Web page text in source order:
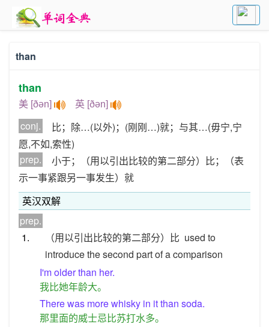
than
than
美 [ðən] 英 [ðən]
conj.
比；除…(以外)；(刚刚…)就；与其…(毋宁,宁
愿,不如,索性)
prep.
小于；（用以引出比较的第二部分）比；（表
示一事紧跟另一事发生）就
英汉双解
prep.
1.
（用以引出比较的第二部分）比 used to
introduce the second part of a comparison
I'm older than her.
我比她年龄大。
There was more whisky in it than soda.
那里面的威士忌比苏打水多。